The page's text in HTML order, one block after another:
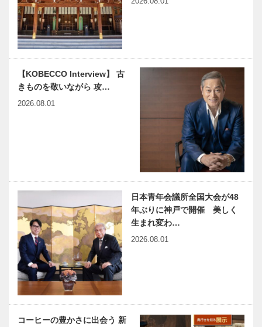
【KOBECCO Interview】 古
きものを敬いながら 攻…
2026.08.01
日本青年会議所全国大会が48
年ぶりに神戸で開催 美しく
生まれ変わ…
2026.08.01
コーヒーの豊かさに出会う 新